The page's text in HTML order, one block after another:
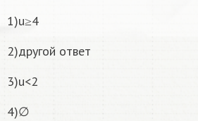
1)u≥4
2)другой ответ
3)u<2
4)∅